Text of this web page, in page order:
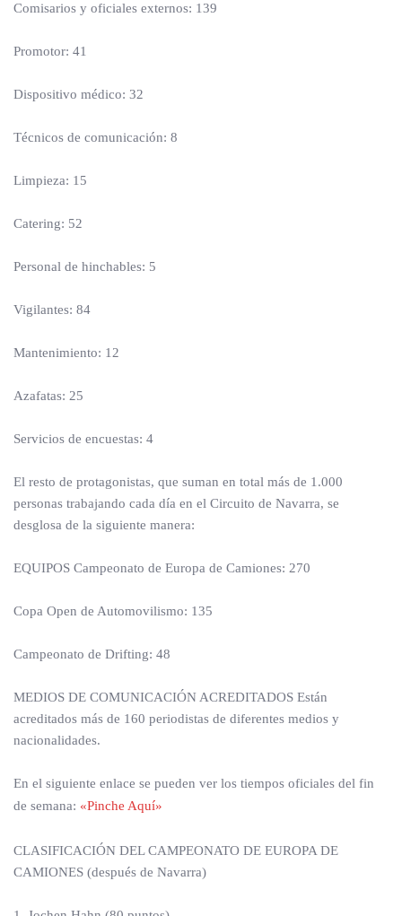
Comisarios y oficiales externos: 139
Promotor: 41
Dispositivo médico: 32
Técnicos de comunicación: 8
Limpieza: 15
Catering: 52
Personal de hinchables: 5
Vigilantes: 84
Mantenimiento: 12
Azafatas: 25
Servicios de encuestas: 4
El resto de protagonistas, que suman en total más de 1.000
personas trabajando cada día en el Circuito de Navarra, se
desglosa de la siguiente manera:
EQUIPOS Campeonato de Europa de Camiones: 270
Copa Open de Automovilismo: 135
Campeonato de Drifting: 48
MEDIOS DE COMUNICACIÓN ACREDITADOS Están
acreditados más de 160 periodistas de diferentes medios y
nacionalidades.
En el siguiente enlace se pueden ver los tiempos oficiales del fin
de semana: «Pinche Aquí»
CLASIFICACIÓN DEL CAMPEONATO DE EUROPA DE
CAMIONES (después de Navarra)